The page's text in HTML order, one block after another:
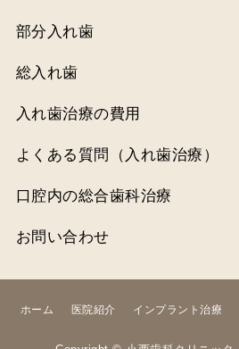
部分入れ歯
総入れ歯
入れ歯治療の費用
よくある質問（入れ歯治療）
口腔内の総合歯科治療
お問い合わせ
ホーム 医院紹介 インプラント治療